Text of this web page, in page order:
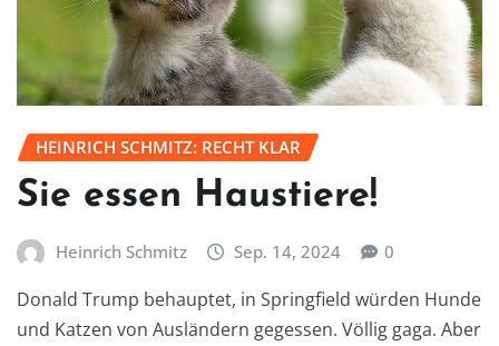
HEINRICH SCHMITZ: RECHT KLAR
Sie essen Haustiere!
Heinrich Schmitz Sep. 14, 2024 0
Donald Trump behauptet, in Springfield würden Hunde
und Katzen von Ausländern gegessen. Völlig gaga. Aber